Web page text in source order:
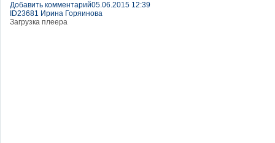
Добавить комментарий05.06.2015 12:39
ID23681 Ирина Горяинова
Загрузка плеера